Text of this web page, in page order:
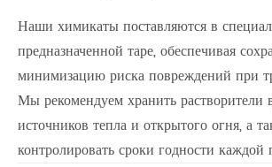
Наши химикаты поставляются в
предназначенной таре, обеспечивая
минимизацию риска повреждений при
Мы рекомендуем хранить растворители
источников тепла и открытого огня, а
контролировать сроки годности каждой